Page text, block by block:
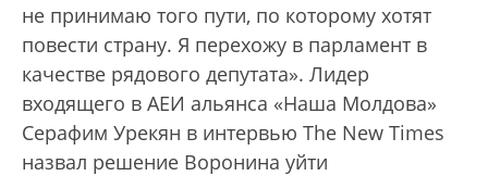
не принимаю того пути, по которому хотят
повести страну. Я перехожу в парламент в
качестве рядового депутата». Лидер
входящего в АЕИ альянса «Наша Молдова»
Серафим Урекян в интервью The New Times
назвал решение Воронина уйти